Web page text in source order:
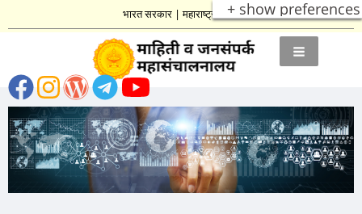
+ show preferences
भारत सरकार|महाराष्ट्र शासन